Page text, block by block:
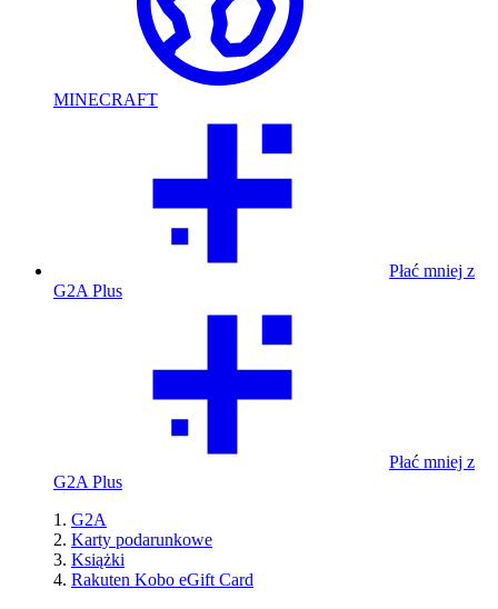
MINECRAFT
Płać mniej z
G2A Plus
Płać mniej z
G2A Plus
G2A
Karty podarunkowe
Książki
Rakuten Kobo eGift Card